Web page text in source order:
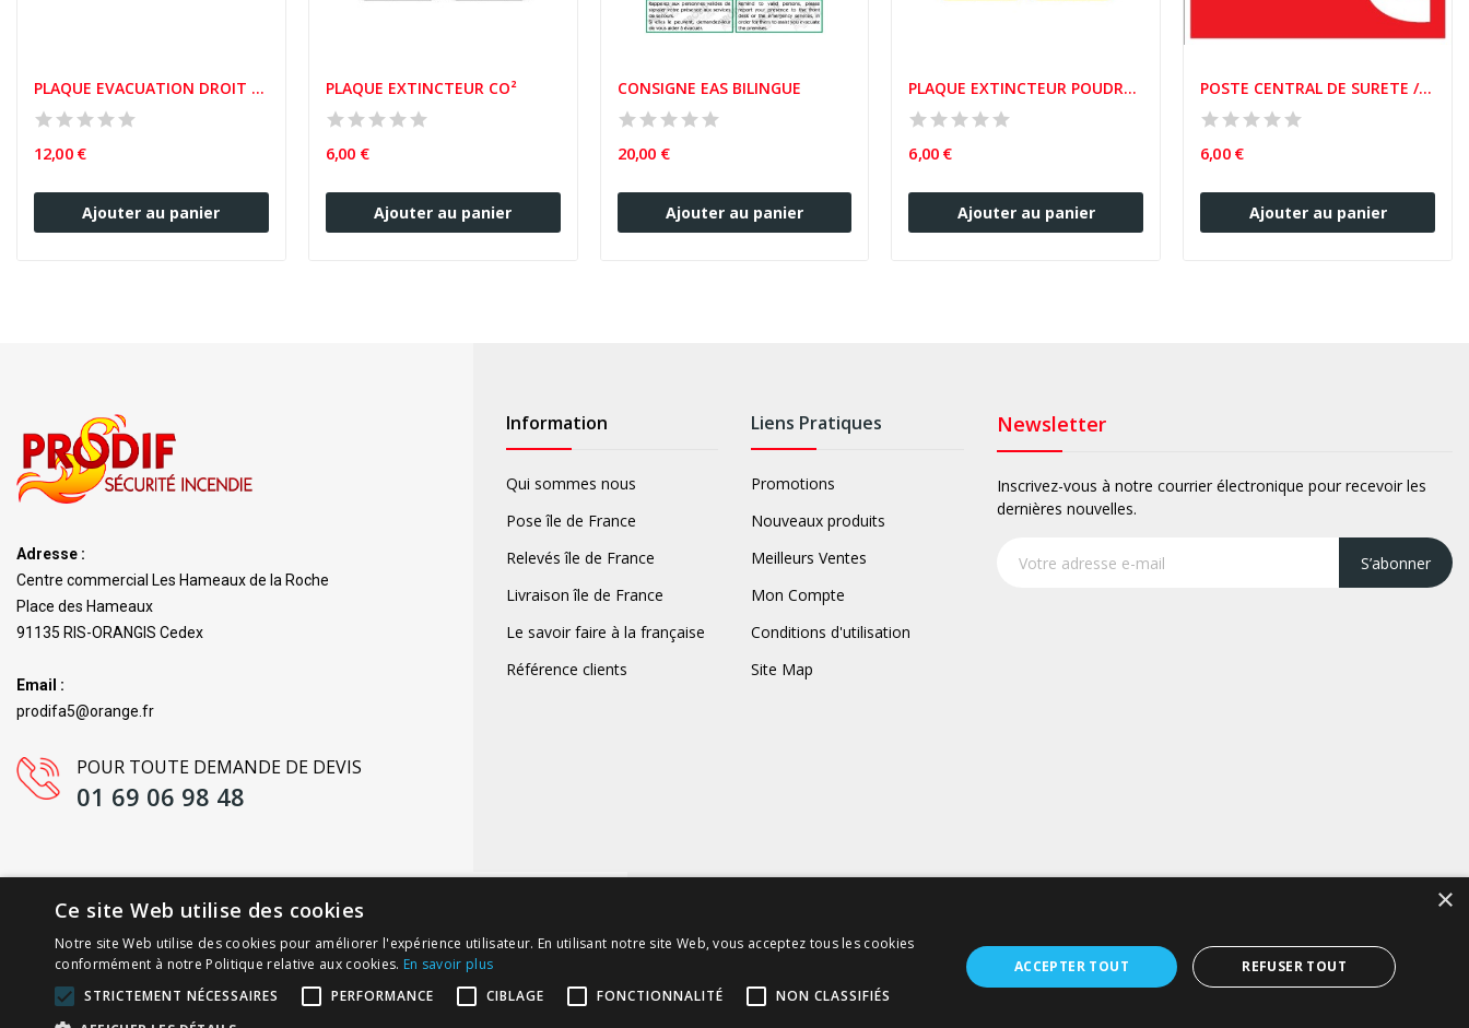
PLAQUE EVACUATION DROIT DEVANT
12,00 €
Ajouter au panier
PLAQUE EXTINCTEUR CO²
6,00 €
Ajouter au panier
CONSIGNE EAS BILINGUE
20,00 €
Ajouter au panier
PLAQUE EXTINCTEUR POUDRE SUR ROUES
6,00 €
Ajouter au panier
POSTE CENTRAL DE SURETE / SECURITE INCENDIE / PCS
6,00 €
Ajouter au panier
Adresse :
Centre commercial Les Hameaux de la Roche
Place des Hameaux
91135 RIS-ORANGIS Cedex
Email :
prodifa5@orange.fr
POUR TOUTE DEMANDE DE DEVIS
01 69 06 98 48
Information
Qui sommes nous
Pose île de France
Relevés île de France
Livraison île de France
Le savoir faire à la française
Référence clients
Liens Pratiques
Promotions
Nouveaux produits
Meilleurs Ventes
Mon Compte
Conditions d'utilisation
Site Map
Newsletter
Inscrivez-vous à notre courrier électronique pour recevoir les
dernières nouvelles.
S’abonner
Copyright © Prodif.
×
Ce site Web utilise des cookies
Notre site Web utilise des cookies pour améliorer l'expérience utilisateur. En utilisant notre site Web, vous acceptez tous les cookies
conformément à notre Politique relative aux cookies. En savoir plus
STRICTEMENT NÉCESSAIRES
PERFORMANCE CIBLAGE FONCTIONNALITÉ
NON CLASSIFIÉS
ACCEPTER TOUT REFUSER TOUT